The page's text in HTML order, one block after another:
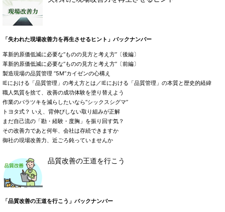
「失われた現場改善力を再生させるヒント」バックナンバー
革新的原価低減に必要な“ものの見方と考え方”〔後編〕
革新的原価低減に必要な“ものの見方と考え方”〔前編〕
製造現場の品質管理 “5M”カイゼンの心構え
IEにおける「品質管理」の考え方とは／IEにおける「品質管理」の本質と歴史的経緯
職人気質を捨て、改善の成功体験を塗り替えよう
作業のバラツキを減らしたいなら“シックスシグマ”
トヨタ式？ いえ、背伸びしない取り組みが正解
まだ自己流の「勘・経験・度胸」を振り回す気？
その改善力であと何年、会社は存続できますか
御社の現場改善力、近ごろ鈍っていませんか
品質改善の王道を行こう
「品質改善の王道を行こう」バックナンバー